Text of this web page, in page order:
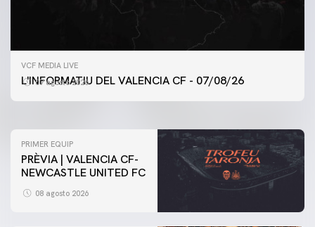
VCF MEDIA LIVE
L'INFORMATIU DEL VALENCIA CF - 07/08/26
07 agosto 2026
PRIMER EQUIP
ENTRENAMENT DEL VALENCIA CF 7/8/2026
PRIMER EQUIP
PRÈVIA | VALENCIA CF-
NEWCASTLE UNITED FC
08 agosto 2026